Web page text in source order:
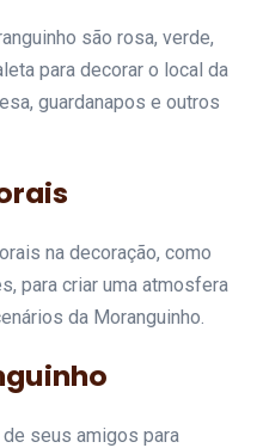
são rosa, verde,
para decorar o local da
guardanapos e outros
na decoração, como
para criar uma atmosfera
da Moranguinho.
seus amigos para